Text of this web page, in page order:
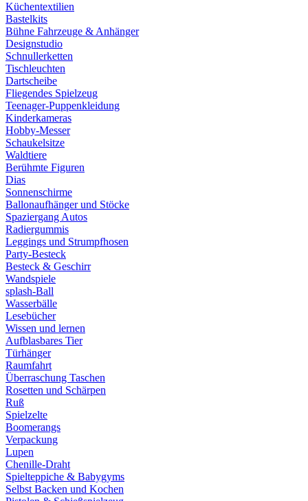
Küchentextilien
Bastelkits
Bühne Fahrzeuge & Anhänger
Designstudio
Schnullerketten
Tischleuchten
Dartscheibe
Fliegendes Spielzeug
Teenager-Puppenkleidung
Kinderkameras
Hobby-Messer
Schaukelsitze
Waldtiere
Berühmte Figuren
Dias
Sonnenschirme
Ballonaufhänger und Stöcke
Spaziergang Autos
Radiergummis
Leggings und Strumpfhosen
Party-Besteck
Besteck & Geschirr
Wandspiele
splash-Ball
Wasserbälle
Lesebücher
Wissen und lernen
Aufblasbares Tier
Türhänger
Raumfahrt
Überraschung Taschen
Rosetten und Schärpen
Ruß
Spielzelte
Boomerangs
Verpackung
Lupen
Chenille-Draht
Spielteppiche & Babygyms
Selbst Backen und Kochen